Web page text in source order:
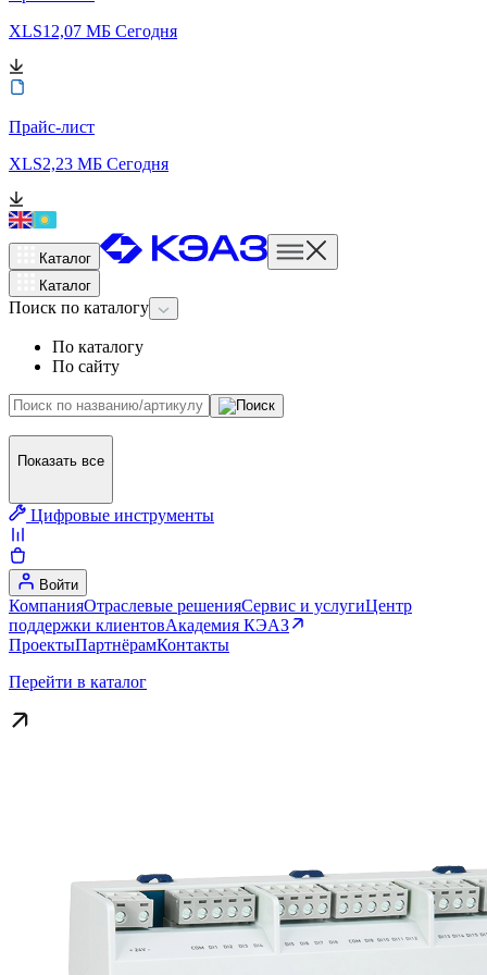
XLS12,07 МБ Сегодня
Прайс-лист
XLS2,23 МБ Сегодня
Каталог
Каталог
Поиск по каталогу
По каталогу
По сайту
Показать все
Цифровые инструменты
Войти
КомпанияОтраслевые решенияСервис и услугиЦентр
поддержки клиентовАкадемия КЭАЗ
ПроектыПартнёрамКонтакты
Перейти в каталог